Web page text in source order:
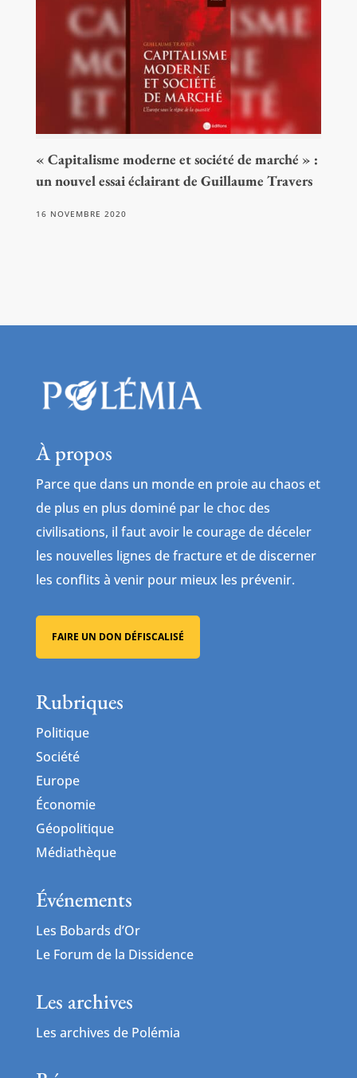
« Capitalisme moderne et société de marché » :
un nouvel essai éclairant de Guillaume Travers
16 NOVEMBRE 2020
À propos
Parce que dans un monde en proie au chaos et
de plus en plus dominé par le choc des
civilisations, il faut avoir le courage de déceler
les nouvelles lignes de fracture et de discerner
les conflits à venir pour mieux les prévenir.
FAIRE UN DON DÉFISCALISÉ
Rubriques
Politique
Société
Europe
Économie
Géopolitique
Médiathèque
Événements
Les Bobards d’Or
Le Forum de la Dissidence
Les archives
Les archives de Polémia